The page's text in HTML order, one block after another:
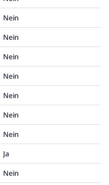
Nein
Nein
Nein
Nein
Nein
Nein
Nein
Ja
Nein